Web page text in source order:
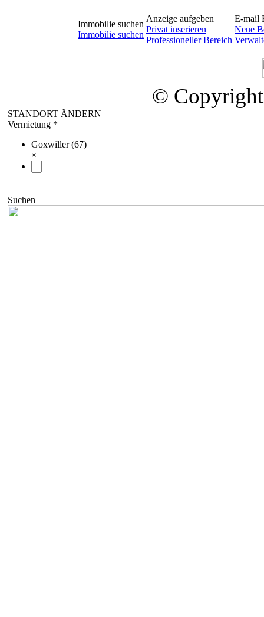
Immobilie suchen
Immobilie suchen
Anzeige aufgeben
Privat inserieren
Professioneller Bereich
E-mail
Neue
©
STANDORT ÄNDERN
Vermietung *
Goxwiller (67)
×
Suchen